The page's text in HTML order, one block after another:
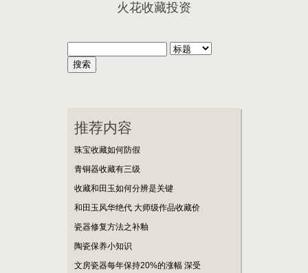
火花收藏投资
推荐内容
珠宝收藏如何防假
青铜器收藏有三级
收藏和田玉如何分辨是关键
和田玉风华绝代 大师级作品收藏价
瓷器修复方法之补釉
陶瓷保养小知识
文房瓷器每年保持20%的涨幅 深受